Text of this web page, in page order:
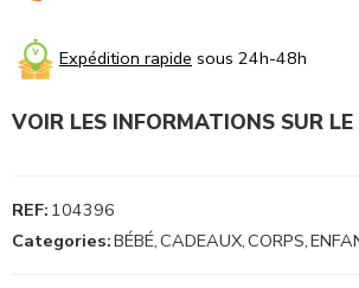
Expédition rapide sous 24h-48h
VOIR LES INFORMATIONS SUR
REF: 104396
Categories:BÉBÉ,CADEAUX,CORPS,